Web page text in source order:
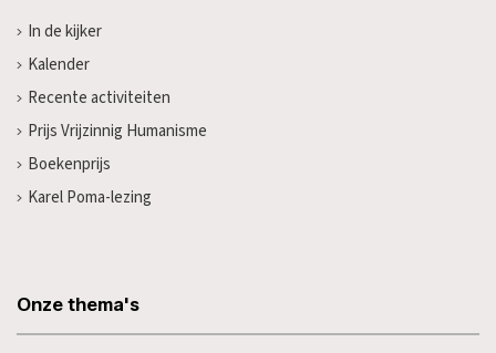
In de kijker
Kalender
Recente activiteiten
Prijs Vrijzinnig Humanisme
Boekenprijs
Karel Poma-lezing
Onze thema's